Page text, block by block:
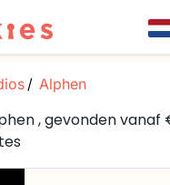
Alphen
, gevonden vanaf